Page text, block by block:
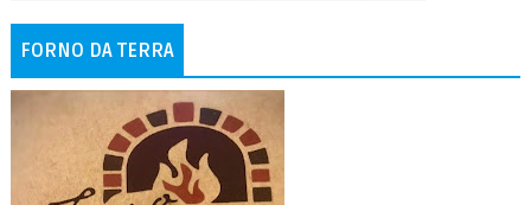
FORNO DA TERRA